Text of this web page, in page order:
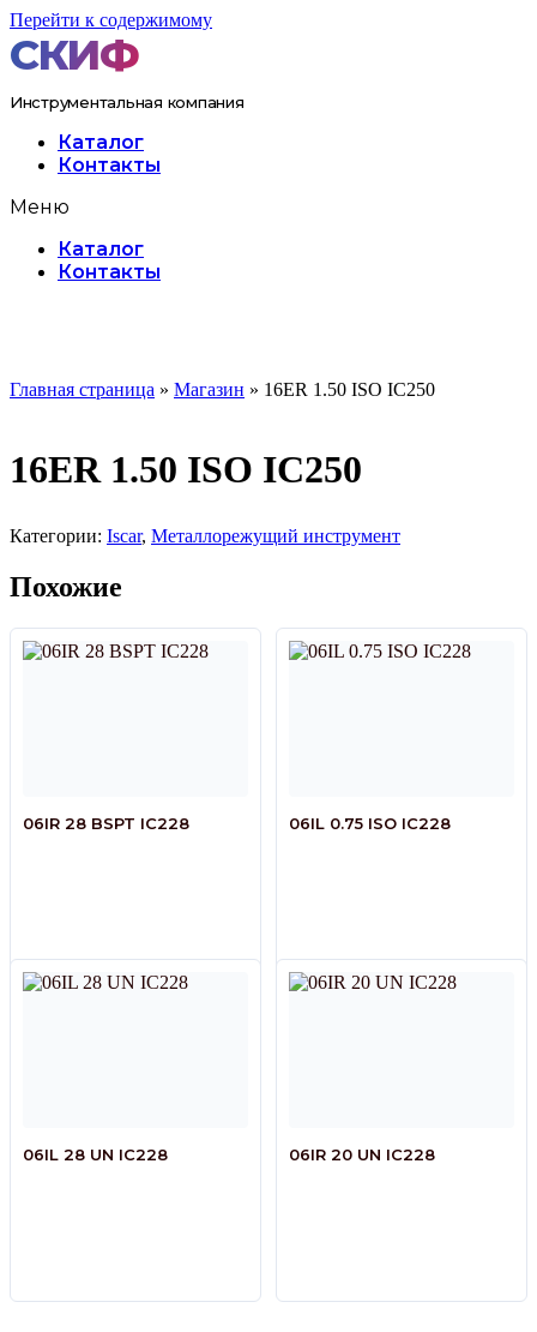
Перейти к содержимому
Инструментальная компания
Каталог
Контакты
Меню
Каталог
Контакты
Главная страница » Магазин » 16ER 1.50 ISO IC250
16ER 1.50 ISO IC250
Категории: Iscar, Металлорежущий инструмент
Похожие
06IR 28 BSPT IC228 06IL 0.75 ISO IC228
06IL 28 UN IC228 06IR 20 UN IC228